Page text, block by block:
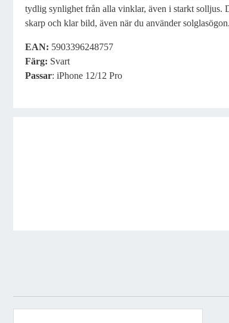
tydlig synlighet från alla vinklar, även i starkt solljus.
skarp och klar bild, även när du använder solglasögon.
EAN: 5903396248757
Färg: Svart
Passar: iPhone 12/12 Pro